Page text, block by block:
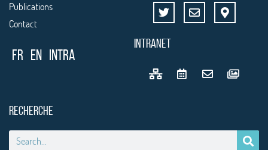
Publications
Contact
FR EN Intra
INTRANET
RECHERCHE